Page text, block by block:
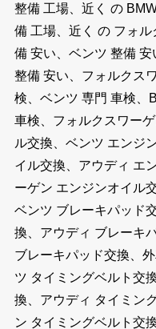
整備 工場、近く の
備 工場、近く の フォ
備 安い、ベンツ 整備
整備 安い、フォルクス
検、ベンツ 専門 車検、
車検、フォルクスワー
ル交換、ベンツ エンジ
イル交換、アウディ エ
ーゲン エンジンオイル
ベンツ ブレーキパッド
換、アウディ ブレーキ
ブレーキパッド交換、
ツ タイミングベルト交
換、アウディ タイミン
ン タイミングベルト交